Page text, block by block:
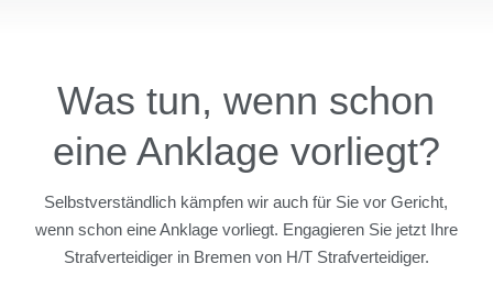
Was tun, wenn schon
eine Anklage vorliegt?
Selbstverständlich kämpfen wir auch für Sie vor Gericht,
wenn schon eine Anklage vorliegt. Engagieren Sie jetzt Ihre
Strafverteidiger in Bremen von H/T Strafverteidiger.